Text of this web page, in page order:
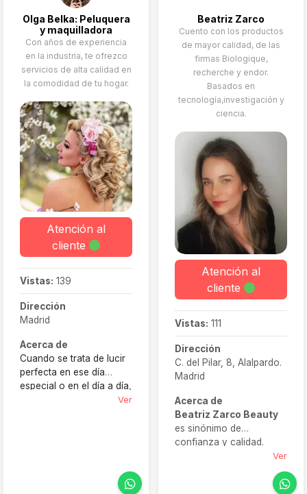
persas, judíos) y
dedicación absoluta
hacen que novias e
invitadas se sientan
auténticas protagonistas,
sin preocupaciones
Olga Belka: Peluquera
y maquilladora
Con años de experiencia
en la industria, te ofrezco
servicios de alta calidad en
la comodidad de tu hogar.
Atención al
cliente
Vistas: 139
Dirección
Madrid
Acerca de
Cuando se trata de lucir
perfecta en ese día
especial o en el día a día,
la confianza en quien te
profesional a domicilio
Ver
Beatriz Zarco
Cuento con los productos
de mayor calidad, de las
firmas Biologique,
recherche y endor.
Basados en
tecnología,investigación y
ciencia.
Atención al
cliente
Vistas: 111
Dirección
C. del Pilar, 8, Alalpardo.
Madrid
Acerca de
Beatriz Zarco Beauty
es sinónimo de
confianza y calidad.
pensados para novias —
como pruebas previas,
Ver